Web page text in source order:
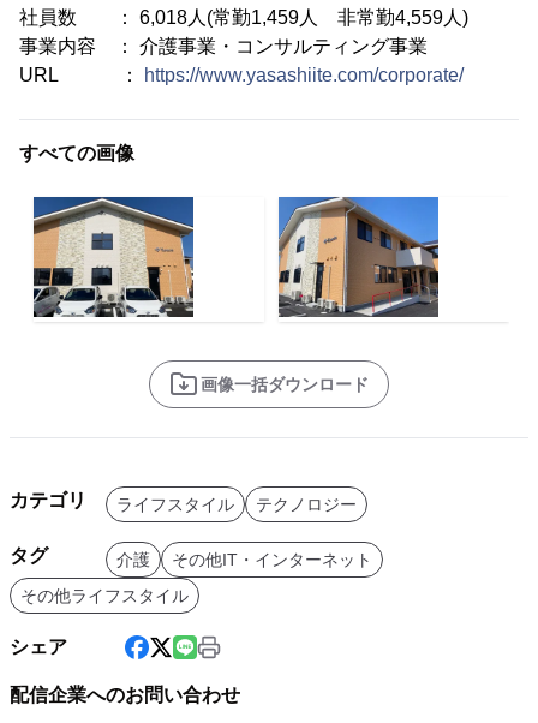
社員数 ： 6,018人(常勤1,459人 非常勤4,559人)
事業内容 ： 介護事業・コンサルティング事業
URL ：
https://www.yasashiite.com/corporate/
すべての画像
画像一括ダウンロード
カテゴリ ライフスタイル テクノロジー
タグ 介護
その他IT・インターネット
その他ライフスタイル
シェア
配信企業へのお問い合わせ